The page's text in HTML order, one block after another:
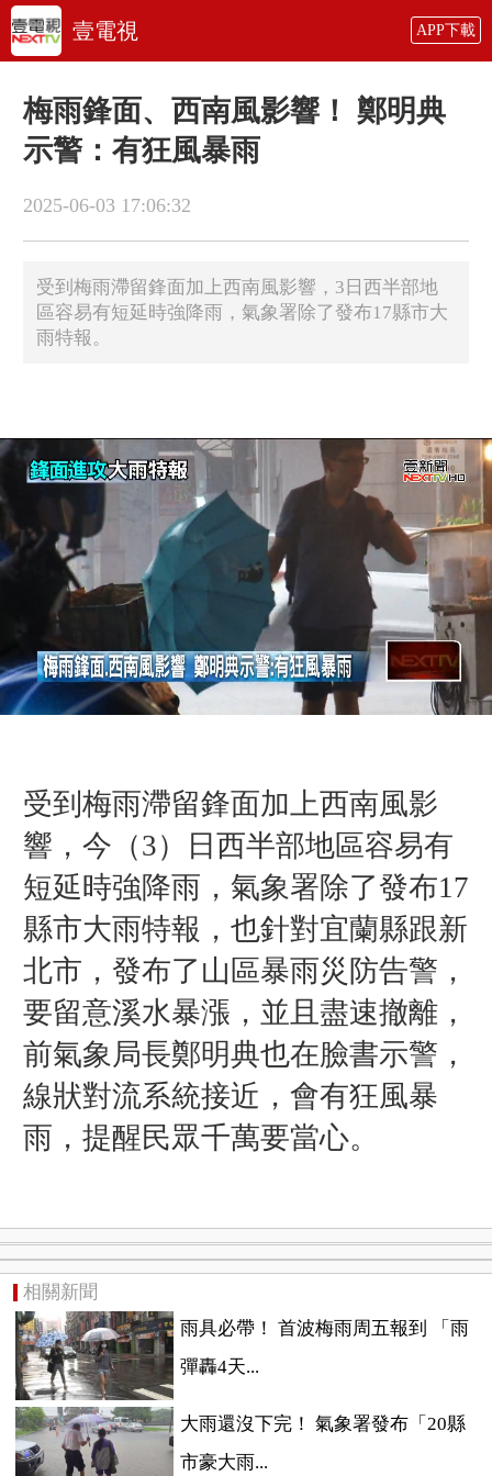
壹電視 APP下載
梅雨鋒面、西南風影響！ 鄭明典
示警：有狂風暴雨
2025-06-03 17:06:32
​受到梅雨滯留鋒面加上西南風影響，3日西半部地
區容易有短延時強降雨，氣象署除了發布17縣市大
雨特報。
受到梅雨滯留鋒面加上西南風影
響，今（3）日西半部地區容易有
短延時強降雨，氣象署除了發布17
縣市大雨特報，也針對宜蘭縣跟新
北市，發布了山區暴雨災防告警，
要留意溪水暴漲，並且盡速撤離，
前氣象局長鄭明典也在臉書示警，
線狀對流系統接近，會有狂風暴
雨，提醒民眾千萬要當心。
相關新聞
雨具必帶！ 首波梅雨周五報到 「雨
彈轟4天...
大雨還沒下完！ 氣象署發布「20縣
市豪大雨...